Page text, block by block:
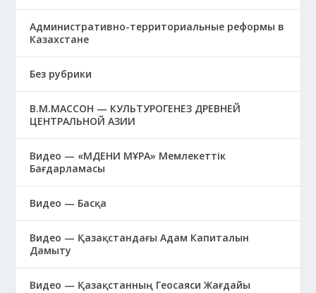
Административно-территориальные реформы в
Казахстане
Без рубрики
В.М.МАССОН — КУЛЬТУРОГЕНЕЗ ДРЕВНЕЙ
ЦЕНТРАЛЬНОЙ АЗИИ
Видео — «МӘДЕНИ МҰРА» Мемлекеттік
Бағдарламасы
Видео — Басқа
Видео — Қазақстандағы Адам Капиталын
Дамыту
Видео — Қазақстанның Геосаяси Жағдайы